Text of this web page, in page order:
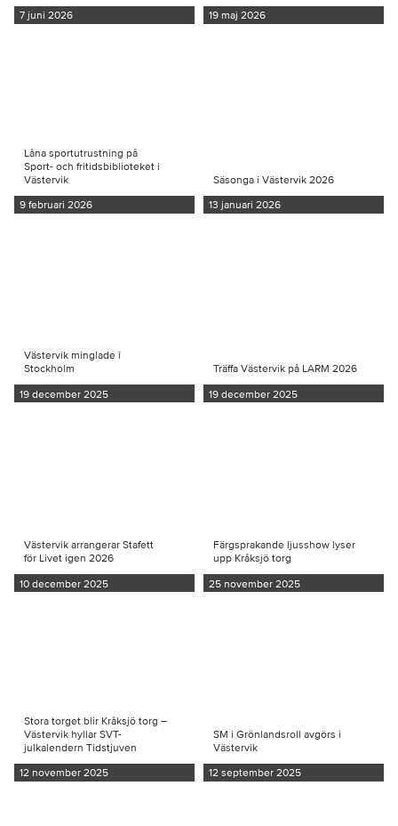
7 juni 2026 19 maj 2026
Låna sportutrustning på
Sport- och fritidsbiblioteket i
Västervik
9 februari 2026
Säsonga i Västervik 2026
13 januari 2026
Västervik minglade i
Stockholm
19 december 2025
Träffa Västervik på LARM 2026
19 december 2025
Västervik arrangerar Stafett
för Livet igen 2026
10 december 2025
Färgsprakande ljusshow lyser
upp Kråksjö torg
25 november 2025
Stora torget blir Kråksjö torg –
Västervik hyllar SVT-
julkalendern Tidstjuven
12 november 2025
SM i Grönlandsroll avgörs i
Västervik
12 september 2025